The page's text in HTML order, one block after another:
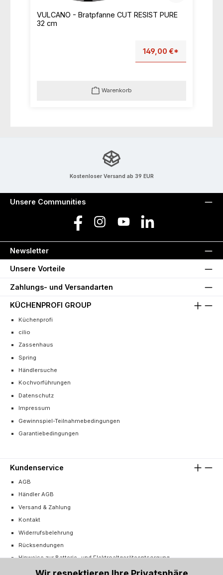
VULCANO - Bratpfanne CUT RESIST PURE
32 cm
149,00 €*
Warenkorb
Kostenloser Versand ab 39 EUR
Unsere Communities
Facebook Instagram YouTube LinkedIn
Newsletter
Unsere Vorteile
Zahlungs- und Versandarten
KÜCHENPROFI GROUP
Küchenprofi
cilio
Zassenhaus
Spring
Händlersuche
Kochvorführungen
Datenschutz
Impressum
Gewinnspiel-Teilnahmebedingungen
Garantiebedingungen
Kundenservice
AGB
Händler AGB
Versand & Zahlung
Kontakt
Widerrufsbelehrung
Rücksendungen
Hinweise zur Batterie- und Elektroaltgeräteentsorgung
Cookie-Einstellungen